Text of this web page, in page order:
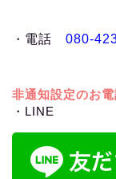
・ 電話 080-
非通知設定のお
・LINE